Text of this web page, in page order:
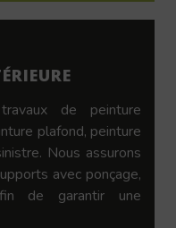
de peinture
plafond, peinture
Nous assurons
avec ponçage,
de garantir une